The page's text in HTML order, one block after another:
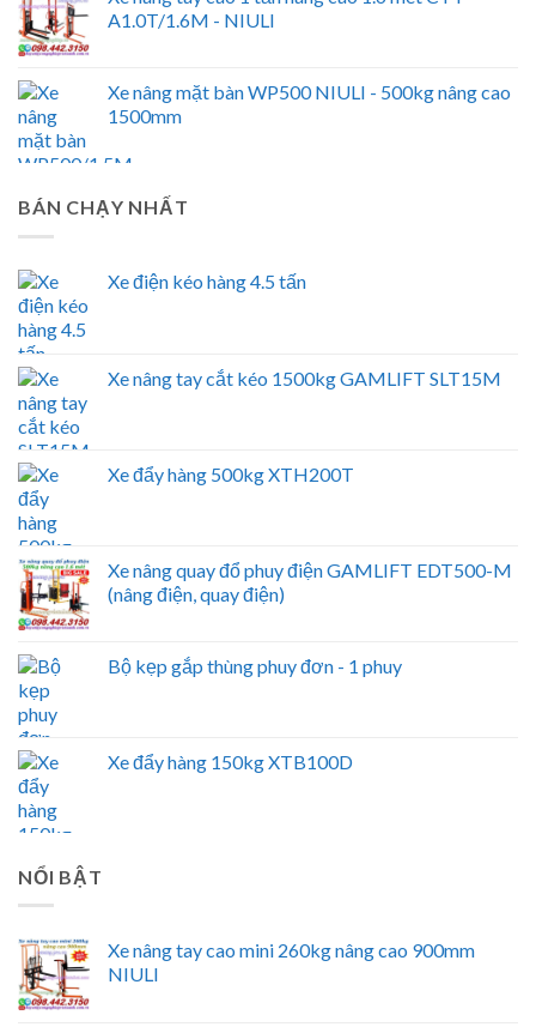
A1.0T/1.6M - NIULI
Xe nâng mặt bàn WP500 NIULI - 500kg nâng cao
1500mm
BÁN CHẠY NHẤT
Xe điện kéo hàng 4.5 tấn
Xe nâng tay cắt kéo 1500kg GAMLIFT SLT15M
Xe đẩy hàng 500kg XTH200T
Xe nâng quay đổ phuy điện GAMLIFT EDT500-M
(nâng điện, quay điện)
Bộ kẹp gắp thùng phuy đơn - 1 phuy
Xe đẩy hàng 150kg XTB100D
NỔI BẬT
Xe nâng tay cao mini 260kg nâng cao 900mm
NIULI